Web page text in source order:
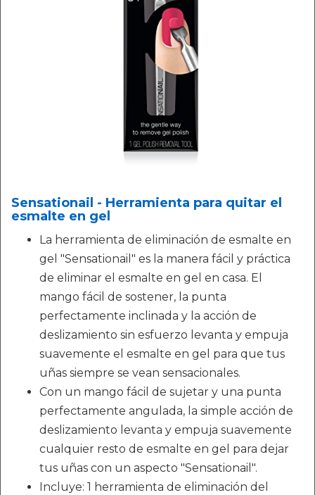
Sensationail - Herramienta para quitar el
esmalte en gel
La herramienta de eliminación de esmalte en
gel "Sensationail" es la manera fácil y práctica
de eliminar el esmalte en gel en casa. El
mango fácil de sostener, la punta
perfectamente inclinada y la acción de
deslizamiento sin esfuerzo levanta y empuja
suavemente el esmalte en gel para que tus
uñas siempre se vean sensacionales.
Con un mango fácil de sujetar y una punta
perfectamente angulada, la simple acción de
deslizamiento levanta y empuja suavemente
cualquier resto de esmalte en gel para dejar
tus uñas con un aspecto "Sensationail".
Incluye: 1 herramienta de eliminación del